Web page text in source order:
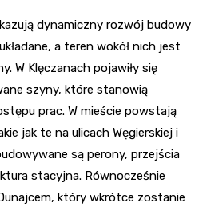
dynamiczny rozwój budowy
a teren wokół nich jest
W Klęczanach pojawiły się
szyny, które stanowią
prac. W mieście powstają
jak te na ulicach Węgierskiej i
są perony, przejścia
stacyjna. Równocześnie
który wkrótce zostanie